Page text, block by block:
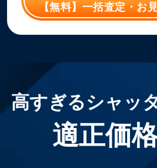
【無料】一括査定・お
高すぎるシャッ
適正価格